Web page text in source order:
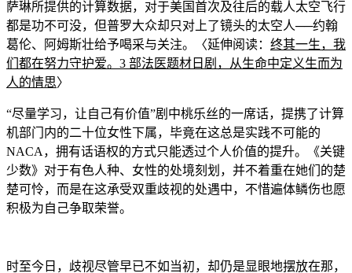
萨琳所提供的计算数据，对于美国首次及往后的载人太空飞行
都是功不可没，但普罗大众却只对上了镜头的太空人──约翰
葛伦、阿姆斯壮给予喝采与关注。〈延伸阅读： 终其一生，我
们都在努力守护爱。3 部法医题材日剧，从生命中定义生而为
人的情思〉
“尽量学习，让自己有价值”剧中桃乐丝的一席话，提携了计算
机部门内的二十位女性下属，毕竟在这总是实践不可能的
NACA，拥有话语权的方式只能透过个人价值的提升。《关键
少数》对于有色人种、女性的处境刻划，并不着重在她们的楚
楚可怜，而是在这承受双重歧视的处遇中，不惜遍体鳞伤也愿
积极为自己争取荣誉。
时至今日，歧视尽管早已不如当初，却仍是显眼地摆放在那，